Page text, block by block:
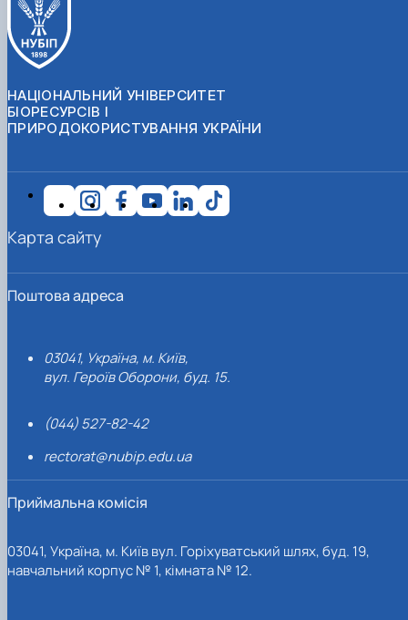
НАЦІОНАЛЬНИЙ УНІВЕРСИТЕТ
БІОРЕСУРСІВ І
ПРИРОДОКОРИСТУВАННЯ УКРАЇНИ
Поштова адреса
03041, Україна, м. Київ,
вул. Героїв Оборони, буд. 15.
(044) 527-82-42
rectorat@nubip.edu.ua
Приймальна комісія
03041, Україна, м. Київ вул. Горіхуватський шлях, буд. 19,
навчальний корпус № 1, кімната № 12.
Карта сайту